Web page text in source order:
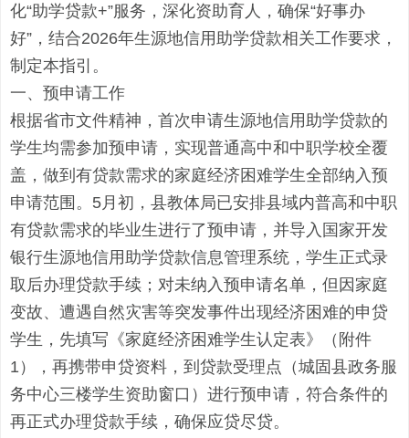
化“助学贷款+”服务，深化资助育人，确保“好事办
好”，结合2026年生源地信用助学贷款相关工作要求，
制定本指引。
一、预申请工作
根据省市文件精神，首次申请生源地信用助学贷款的
学生均需参加预申请，实现普通高中和中职学校全覆
盖， 做到 有贷款需求的家庭经济困难学生全部纳入预
申请范围。 5月初， 县教体局已安排县域内普高和中职
有贷款需求的毕业生进行了预申请，并导入国家开发
银行生源地信用助学贷款信息管理系统 ， 学生正式录
取后办理贷款手续；对未纳入预申请名单，但因家庭
变故、遭遇自然灾害等突发事件出现经济困难的申贷
学生，先填写《家庭经济困难学生认定表》（附件
1）， 再携带申贷资料，到贷款受理点 （城固县政务服
务中心三楼学生资助窗口 ） 进行预申请，符合条件的
再正式办理贷款手续，确保应贷尽贷。